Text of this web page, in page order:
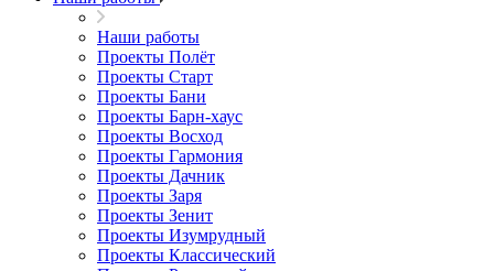
Наши работы
Проекты Полёт
Проекты Старт
Проекты Бани
Проекты Барн-хаус
Проекты Восход
Проекты Гармония
Проекты Дачник
Проекты Заря
Проекты Зенит
Проекты Изумрудный
Проекты Классический